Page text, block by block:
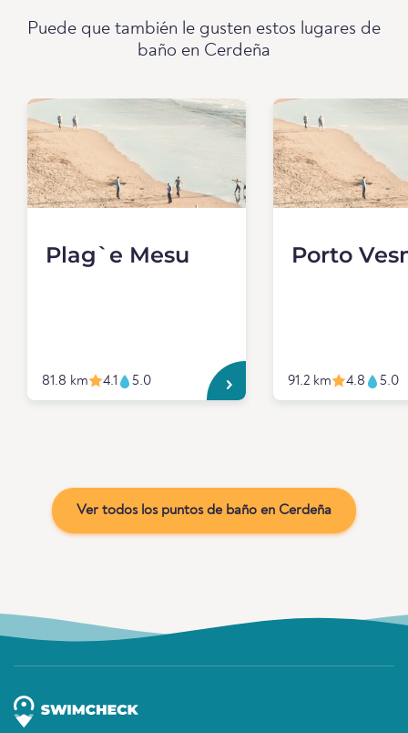
Puede que también le gusten estos lugares de
baño en Cerdeña
Plag`e Mesu
81.8 km 4.1 5.0
Porto
91.2 km 4.8 5.0
Ver todos los puntos de baño en Cerdeña